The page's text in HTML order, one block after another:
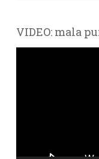
VIDEO: mala